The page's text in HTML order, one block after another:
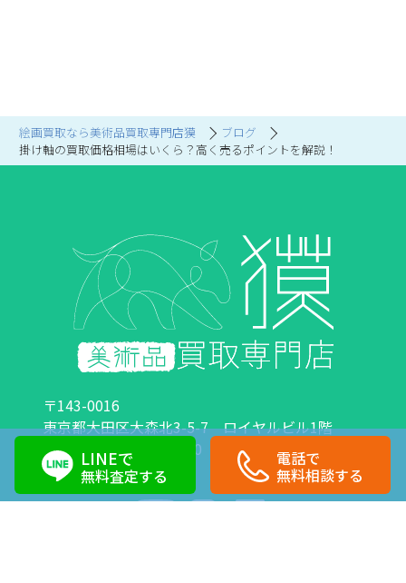
LINEで
無料査定する
電話で
無料相談する
絵画買取なら美術品買取専門店獏
ブログ
掛け軸の買取価格相場はいくら？高く売るポイントを解説！
〒143-0016
東京都大田区大森北3-5-7 ロイヤルビル1階
営業時間：10:00～18:00 定休日：日曜日・祝日
0120-89-0007 03-6423-1033